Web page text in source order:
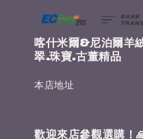
喀什米爾&尼泊爾羊
翠.珠寶.古董精品
本店地址
歡迎來店參觀選購！